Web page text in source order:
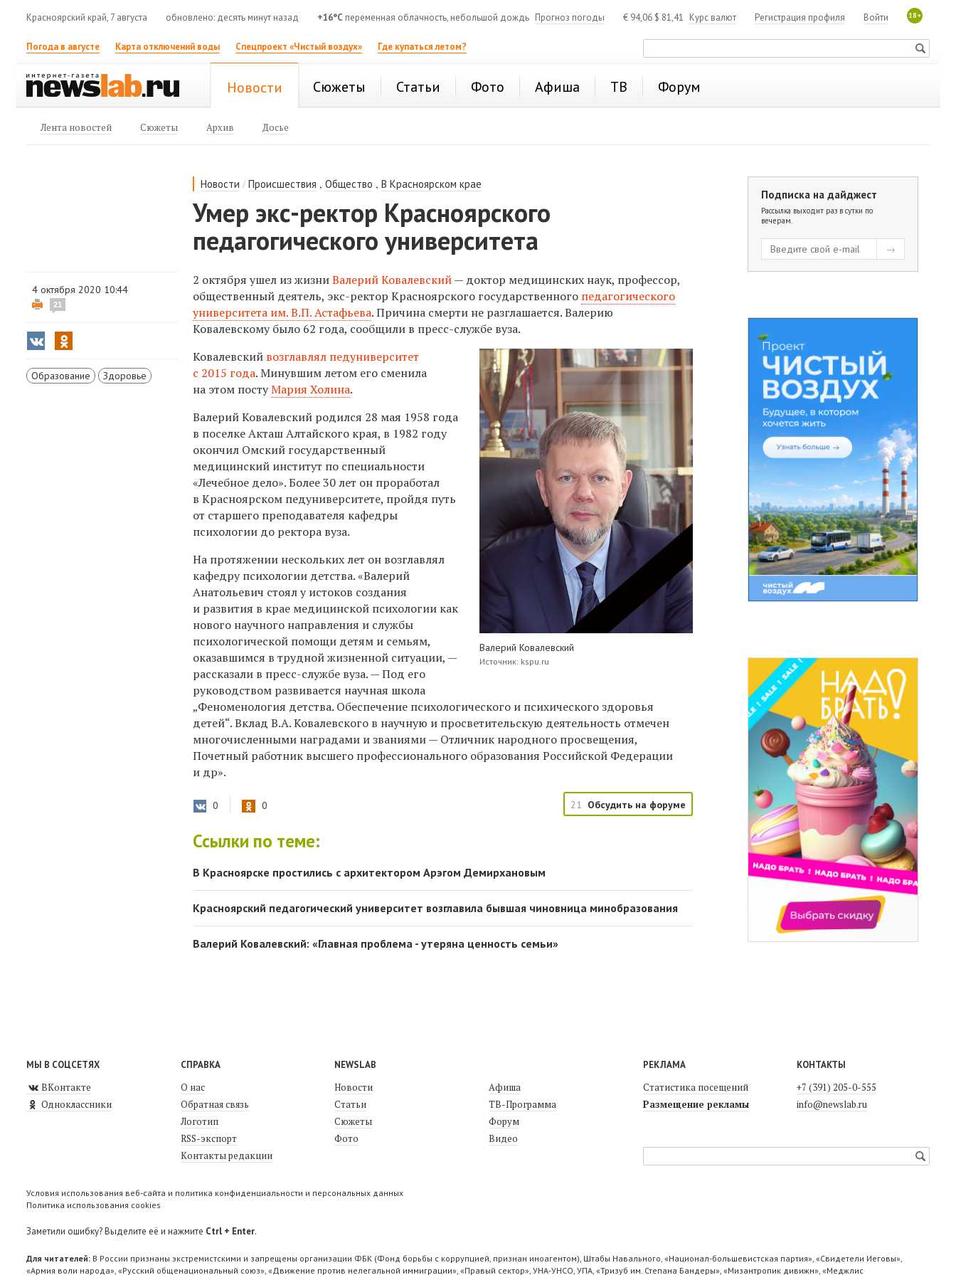
Красноярский край, 7 августа обновлено: десять минут назад +16°C переменная облачность, небольшой дождь Прогноз погоды € 94,06 $ 81,41 Курс валют 18+
Войти
Регистрация профиля
Погода в августе Карта отключений воды Спецпроект «Чистый воздух» Где купаться летом?
Новости Сюжеты Статьи Фото Афиша ТВ Форум
Лента новостей Сюжеты Архив Досье
Новости /Происшествия ,Общество ,В Красноярском крае
Умер экс-ректор Красноярского
педагогического университета
4 октября 2020 10:44
21
Образование Здоровье
2 октября ушел из жизниВалерий Ковалевский— доктор медицинских наук, профессор,
общественный деятель, экс-ректор Красноярского государственного педагогического
университета им. В.П. Астафьева. Причина смерти не разглашается.Валерию
Ковалевскому было 62 года, сообщили в пресс-службе вуза.
Валерий Ковалевский
Источник: kspu.ru
Ковалевский возглавлял педуниверситет
с 2015 года. Минувшим летом его сменила
на этом постуМария Холина.
Валерий Ковалевский родился 28 мая 1958 года
в поселке Акташ Алтайского края, в 1982 году
окончил Омский государственный
медицинский институт по специальности
«Лечебное дело». Более 30 лет он проработал
в Красноярском педуниверситете, пройдя путь
от старшего преподавателя кафедры
психологии до ректора вуза.
На протяжении нескольких лет он возглавлял
кафедру психологии детства. «Валерий
Анатольевич стоял у истоков создания
и развития в крае медицинской психологии как
нового научного направления и службы
психологической помощи детям и семьям,
оказавшимся в трудной жизненной ситуации, —
рассказали в пресс-службе вуза. — Под его
руководством развивается научная школа
„Феноменология детства. Обеспечение психологического и психического здоровья
детей“. Вклад В.А. Ковалевского в научную и просветительскую деятельность отмечен
многочисленными наградами и званиями — Отличник народного просвещения,
Почетный работник высшего профессионального образования Российской Федерации
и др».
0 0 21 Обсудить на форуме
Ссылки по теме:
В Красноярске простились с архитектором Арэгом Демирхановым
Красноярский педагогический университет возглавила бывшая чиновница минобразования
Валерий Ковалевский: «Главная проблема - утеряна ценность семьи»
Подписка на дайджест
Рассылка выходит раз в сутки по
вечерам.
МЫ В СОЦСЕТЯХ
ВКонтакте
Одноклассники
СПРАВКА
О нас
Обратная связь
Логотип
RSS-экспорт
Контакты редакции
NEWSLAB
Новости
Статьи
Сюжеты
Фото
Афиша
ТВ-Программа
Форум
Видео
РЕКЛАМА
Статистика посещений
Размещение рекламы
КОНТАКТЫ
+7 (391) 205-0-555
info@newslab.ru
Условия использования веб-сайта и политика конфиденциальности и персональных данных
Политика использования cookies
Заметили ошибку? Выделите её и нажмите Ctrl + Enter.
Для читателей: В России признаны экстремистскими и запрещены организации ФБК (Фонд борьбы с коррупцией, признан иноагентом), Штабы Навального, «Национал-большевистская партия», «Свидетели Иеговы»,
«Армия воли народа», «Русский общенациональный союз», «Движение против нелегальной иммиграции», «Правый сектор», УНА-УНСО, УПА, «Тризуб им. Степана Бандеры», «Мизантропик дивижн», «Меджлис